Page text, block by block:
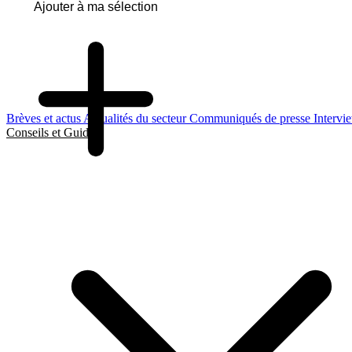
Brèves et actus Actualités du secteurCommuniqués de presse
Conseils et Guides
Ajouter à ma sélection